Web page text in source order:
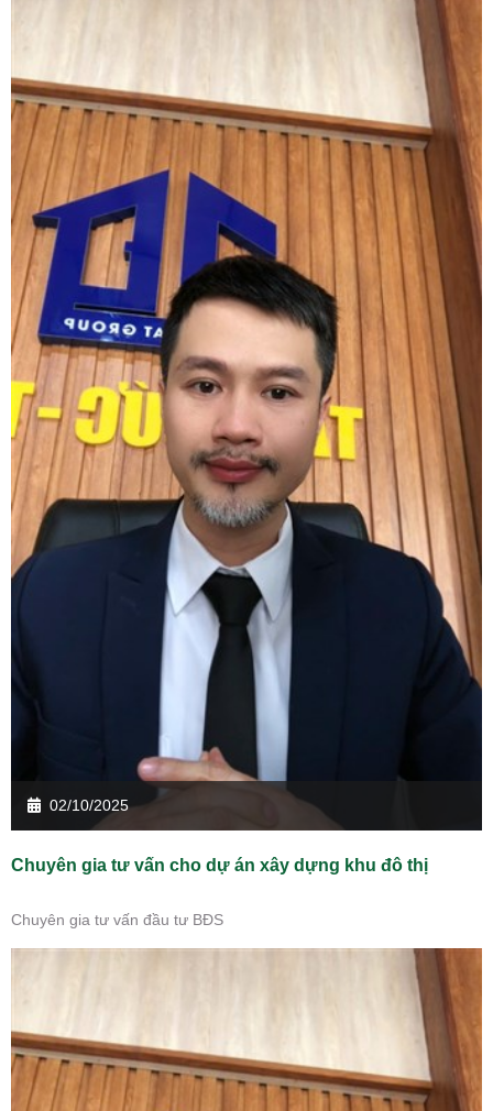
02/10/2025
Chuyên gia tư vấn cho dự án xây dựng khu đô thị
Chuyên gia tư vấn đầu tư BĐS